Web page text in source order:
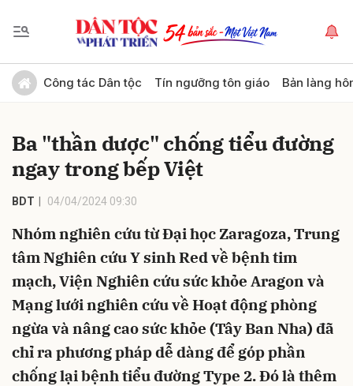
Công tác Dân tộc Tín ngưỡng tôn giáo Bản làng
Ba "thần dược" chống tiểu đường
ngay trong bếp Việt
BDT 04/04/2024 09:30
Nhóm nghiên cứu từ Đại học Zaragoza, Trung
tâm Nghiên cứu Y sinh Red về bệnh tim
mạch, Viện Nghiên cứu sức khỏe Aragon và
Mạng lưới nghiên cứu về Hoạt động phòng
ngừa và nâng cao sức khỏe (Tây Ban Nha) đã
chỉ ra phương pháp dễ dàng để góp phần
chống lại bệnh tiểu đường Type 2. Đó là thêm
Gửi bình luận
Hủy Gửi